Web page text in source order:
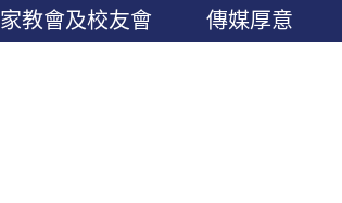
家教會及校友會 傳媒厚意